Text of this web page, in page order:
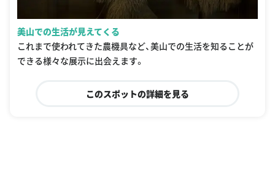
美山での生活が見えてくる
これまで使われてきた農機具など、美山での生活を知ることが
できる様々な展示に出会えます。
このスポットの詳細を見る